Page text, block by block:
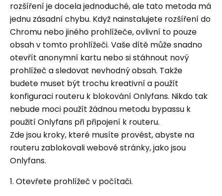
rozšíření je docela jednoduché, ale tato metoda má
jednu zásadní chybu. Když nainstalujete rozšíření do
Chromu nebo jiného prohlížeče, ovlivní to pouze
obsah v tomto prohlížeči. Vaše dítě může snadno
otevřít anonymní kartu nebo si stáhnout nový
prohlížeč a sledovat nevhodný obsah. Takže
budete muset být trochu kreativní a použít
konfiguraci routeru k blokování Onlyfans. Nikdo tak
nebude moci použít žádnou metodu bypassu k
použití Onlyfans při připojení k routeru.
Zde jsou kroky, které musíte provést, abyste na
routeru zablokovali webové stránky, jako jsou
Onlyfans.
1. Otevřete prohlížeč v počítači.